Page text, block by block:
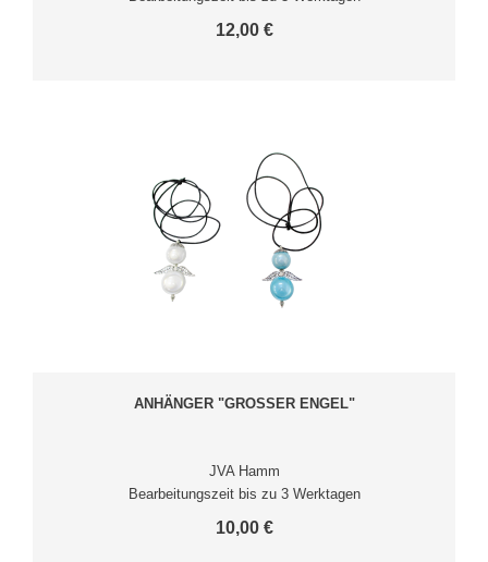
12,00 €
ANHÄNGER "GROSSER ENGEL"
JVA Hamm
Bearbeitungszeit bis zu 3 Werktagen
10,00 €